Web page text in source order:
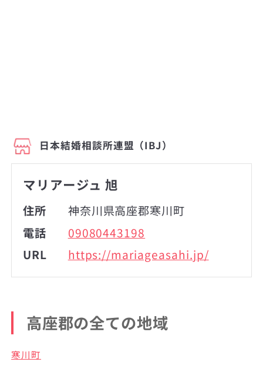
日本結婚相談所連盟（IBJ）
マリアージュ 旭
住所
神奈川県高座郡寒川町
電話
09080443198
URL
https://mariageasahi.jp/
高座郡の全ての地域
寒川町